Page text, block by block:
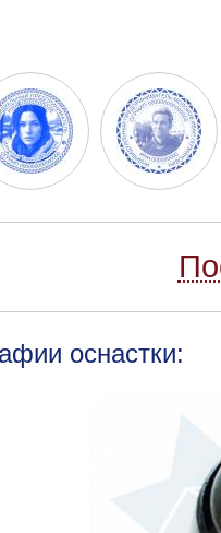
оснастки: